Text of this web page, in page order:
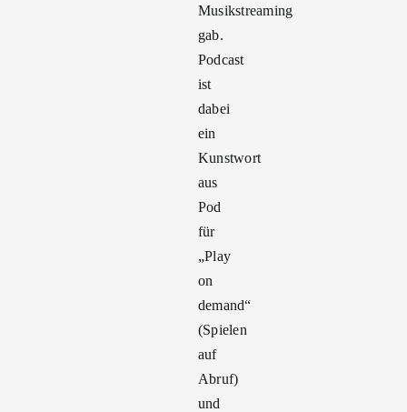
Musikstreaming
gab.
Podcast
ist
dabei
ein
Kunstwort
aus
Pod
für
„Play
on
demand“
(Spielen
auf
Abruf)
und